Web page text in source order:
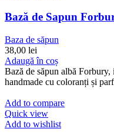
Bază de Sapun
Baza de săpun
38,00 lei
Adaugă în coș
Bază de săpun albă
handmade cu coloranți și
Add to compare
Quick view
Add to wishlist